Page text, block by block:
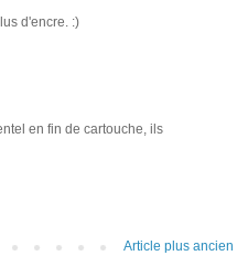
d'encre. :)
en fin de cartouche, ils
Article plus ancien